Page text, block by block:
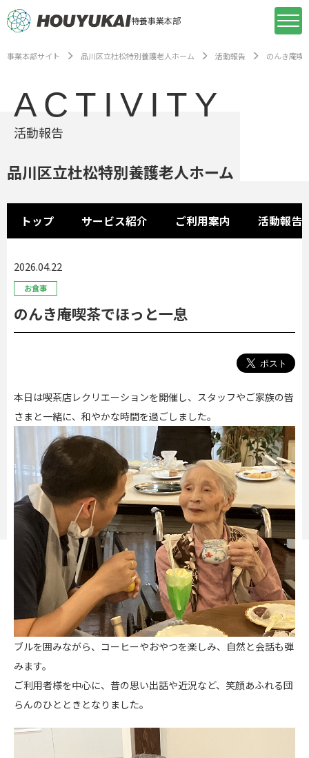
特養事業本部
事業本部サイト 品川区立杜松特別養護老人ホーム 活動報告 のんき庵喫
ACTIVITY
活動報告
品川区立杜松特別養護老人ホーム
トップ サービス紹介 ご利用案内 活動報告
2026.04.22
お食事
のんき庵喫茶でほっと一息
本日は喫茶店レクリエーションを開催し、スタッフやご家族の皆
さまと一緒に、和やかな時間を過ごしました。
ブルを囲みながら、コーヒーやおやつを楽しみ、自然と会話も弾
みます。
ご利用者様を中心に、昔の思い出話や近況など、笑顔あふれる団
らんのひとときとなりました。